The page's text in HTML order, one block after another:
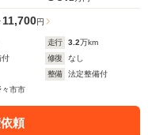
11,700円
走行 3.2万km
付 修復
なし
整備
法定整備付
々市市
頼